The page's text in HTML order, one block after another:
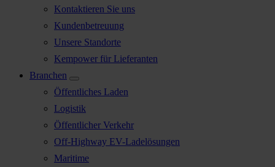
Kontaktieren Sie uns
Kundenbetreuung
Unsere Standorte
Kempower für Lieferanten
Branchen
Öffentliches Laden
Logistik
Öffentlicher Verkehr
Off-Highway EV-Ladelösungen
Maritime